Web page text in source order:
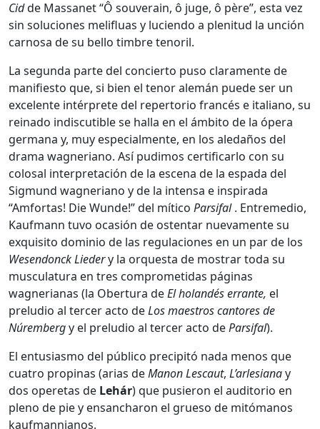
Cidde Massanet “Ô souverain, ô juge, ô père”, esta vez
sin soluciones melifluas y luciendo a plenitud la unción
carnosa de su bello timbre tenoril.
La segunda parte del concierto puso claramente de
manifiesto que, si bien el tenor alemán puede ser un
excelente intérprete del repertorio francés e italiano, su
reinado indiscutible se halla en el ámbito de la ópera
germana y, muy especialmente, en los aledaños del
drama wagneriano. Así pudimos certificarlo con su
colosal interpretación de la escena de la espada del
Sigmund wagneriano y de la intensa e inspirada
“Amfortas! Die Wunde!” del mítico Parsifal. Entremedio,
Kaufmann tuvo ocasión de ostentar nuevamente su
exquisito dominio de las regulaciones en un par de los
Wesendonck Liedery la orquesta de mostrar toda su
musculatura en tres comprometidas páginas
wagnerianas (la Obertura deEl holandés errante, el
preludio al tercer acto deLos maestros cantores de
Núrembergy el preludio al tercer acto deParsifal).
El entusiasmo del público precipitó nada menos que
cuatro propinas (arias deManon Lescaut, L’arlesianay
dos operetas de Lehár) que pusieron el auditorio en
pleno de pie y ensancharon el grueso de mitómanos
kaufmannianos.